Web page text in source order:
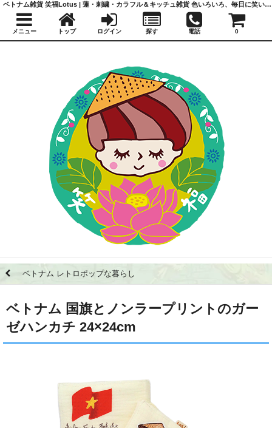
ベトナム レトロポップな暮らし
ベトナム 国旗とノンラープリントのガー
ゼハンカチ 24×24cm
ベトナム雑貨 笑福Lotus | 蓮・刺繍・カラフル＆キッチュ雑貨 色いろいろ、毎日に笑いと福を
メニュー トップ ログイン 探す 電話 0